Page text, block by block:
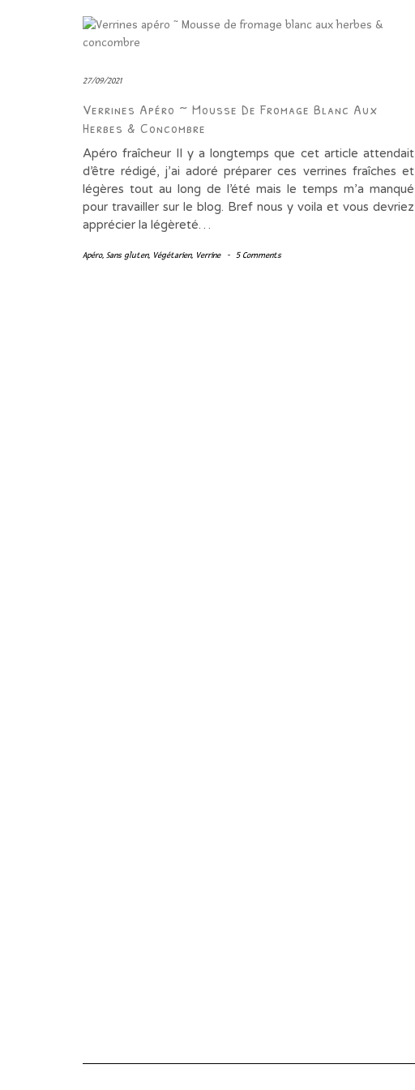
27/09/2021
Verrines Apéro ~ Mousse De Fromage Blanc Aux
Herbes & Concombre
Apéro fraîcheur Il y a longtemps que cet article attendait
d’être rédigé, j’ai adoré préparer ces verrines fraîches et
légères tout au long de l’été mais le temps m’a manqué
pour travailler sur le blog. Bref nous y voila et vous devriez
apprécier la légèreté…
Apéro, Sans gluten, Végétarien, Verrine - 5 Comments